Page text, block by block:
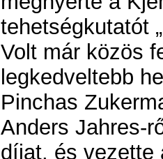
tehetségkutatót
Volt már közös
legkedveltebb
Pinchas
Anders Jahres-
díjat, és vezette